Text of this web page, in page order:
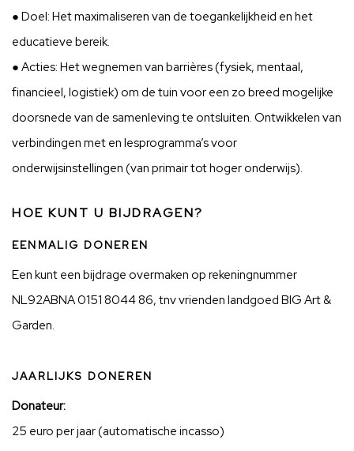
● Doel: Het maximaliseren van de toegankelijkheid en het
educatieve bereik.
● Acties: Het wegnemen van barrières (fysiek, mentaal,
financieel, logistiek) om de tuin voor een zo breed mogelijke
doorsnede van de samenleving te ontsluiten. Ontwikkelen van
verbindingen met en lesprogramma’s voor
onderwijsinstellingen (van primair tot hoger onderwijs).
HOE KUNT U BIJDRAGEN?
EENMALIG DONEREN
Een kunt een bijdrage overmaken op rekeningnummer
NL92ABNA 0151 8044 86, tnv vrienden landgoed BIG Art &
Garden.
JAARLIJKS DONEREN
Donateur:
25 euro per jaar(automatische incasso)